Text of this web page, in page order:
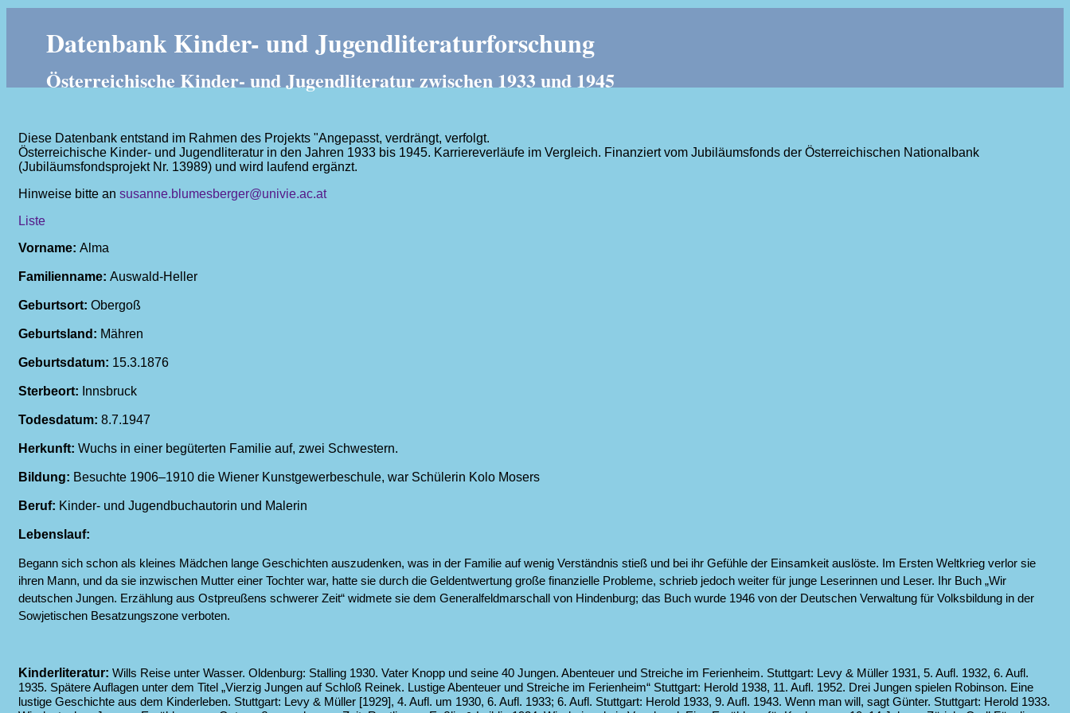
Datenbank Kinder- und Jugendliteraturforschung
Österreichische Kinder- und Jugendliteratur zwischen 1933 und 1945
Diese Datenbank entstand im Rahmen des Projekts "Angepasst, verdrängt, verfolgt.
Österreichische Kinder- und Jugendliteratur in den Jahren 1933 bis 1945. Karriereverläufe im Vergleich. Finanziert vom Jubiläumsfonds der Österreichischen Nationalbank
(Jubiläumsfondsprojekt Nr. 13989) und wird laufend ergänzt.
Hinweise bitte an susanne.blumesberger@univie.ac.at
Liste
Vorname: Alma
Familienname: Auswald-Heller
Geburtsort: Obergoß
Geburtsland: Mähren
Geburtsdatum: 15.3.1876
Sterbeort: Innsbruck
Todesdatum: 8.7.1947
Herkunft: Wuchs in einer begüterten Familie auf, zwei Schwestern.
Bildung: Besuchte 1906–1910 die Wiener Kunstgewerbeschule, war Schülerin Kolo Mosers
Beruf: Kinder- und Jugendbuchautorin und Malerin
Lebenslauf:
Begann sich schon als kleines Mädchen lange Geschichten auszudenken, was in der Familie auf wenig Verständnis stieß und bei ihr Gefühle der Einsamkeit auslöste. Im Ersten Weltkrieg verlor sie
ihren Mann, und da sie inzwischen Mutter einer Tochter war, hatte sie durch die Geldentwertung große finanzielle Probleme, schrieb jedoch weiter für junge Leserinnen und Leser. Ihr Buch „Wir
deutschen Jungen. Erzählung aus Ostpreußens schwerer Zeit“ widmete sie dem Generalfeldmarschall von Hindenburg; das Buch wurde 1946 von der Deutschen Verwaltung für Volksbildung in der
Sowjetischen Besatzungszone verboten.
Kinderliteratur: Wills Reise unter Wasser. Oldenburg: Stalling 1930. Vater Knopp und seine 40 Jungen. Abenteuer und Streiche im Ferienheim. Stuttgart: Levy & Müller 1931, 5. Aufl. 1932, 6. Aufl.
1935. Spätere Auflagen unter dem Titel „Vierzig Jungen auf Schloß Reinek. Lustige Abenteuer und Streiche im Ferienheim“ Stuttgart: Herold 1938, 11. Aufl. 1952. Drei Jungen spielen Robinson. Eine
lustige Geschichte aus dem Kinderleben. Stuttgart: Levy & Müller [1929], 4. Aufl. um 1930, 6. Aufl. 1933; 6. Aufl. Stuttgart: Herold 1933, 9. Aufl. 1943. Wenn man will, sagt Günter. Stuttgart: Herold 1933.